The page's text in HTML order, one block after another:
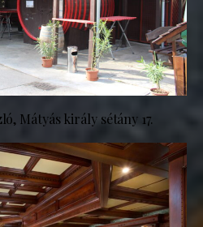
Mátyás király sétány 17.